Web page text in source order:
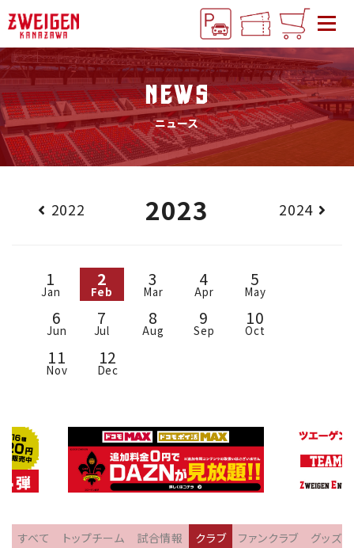
NEWS
ニュース
2022 2023 2024
1
Jan
2
Feb
3
Mar
4
Apr
5
May
6
Jun
7
Jul
8
Aug
9
Sep
10
Oct
11
Nov
12
Dec
すべて トップチーム 試合情報 クラブ ファンクラブ グッズ